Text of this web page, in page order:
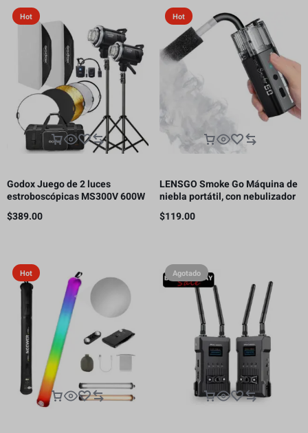
Hot
Godox Juego de 2 luces
estroboscópicas MS300V 600W
para estudio
$389.00
Hot
LENSGO Smoke Go Máquina de
niebla portátil, con nebulizador
de control remoto para
fotografía
$119.00
Hot Agotado